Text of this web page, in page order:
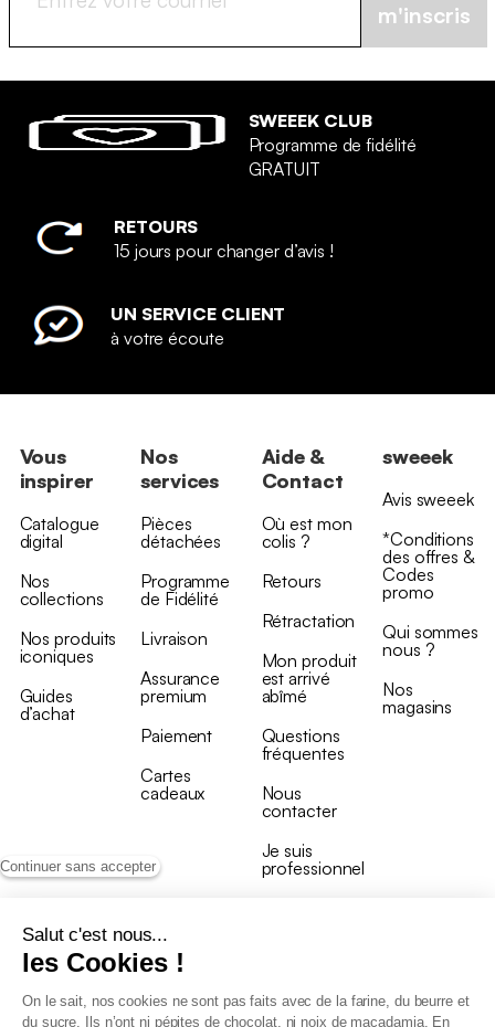
Continuer sans accepter
Salut c'est nous...
les Cookies !
On le sait, nos cookies ne sont pas faits avec de la farine, du beurre et
du sucre. Ils n’ont ni pépites de chocolat, ni noix de macadamia. En
m'inscris
SWEEEK CLUB
Programme de fidélité
GRATUIT
RETOURS
15 jours pour changer d’avis !
UN SERVICE CLIENT
à votre écoute
Vous
inspirer
Catalogue
digital
Nos
collections
Nos produits
iconiques
Guides
d’achat
Nos
services
Pièces
détachées
Programme
de Fidélité
Livraison
Assurance
premium
Paiement
Cartes
cadeaux
Aide &
Contact
Où est mon
colis ?
Retours
Rétractation
Mon produit
est arrivé
abîmé
Questions
fréquentes
Nous
contacter
Je suis
professionnel
sweeek
Avis sweeek
*Conditions
des offres &
Codes
promo
Qui sommes
nous ?
Nos
magasins
Conditions générales de vente